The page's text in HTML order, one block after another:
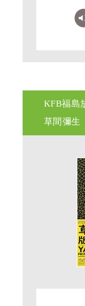
KFB福島
草間彌